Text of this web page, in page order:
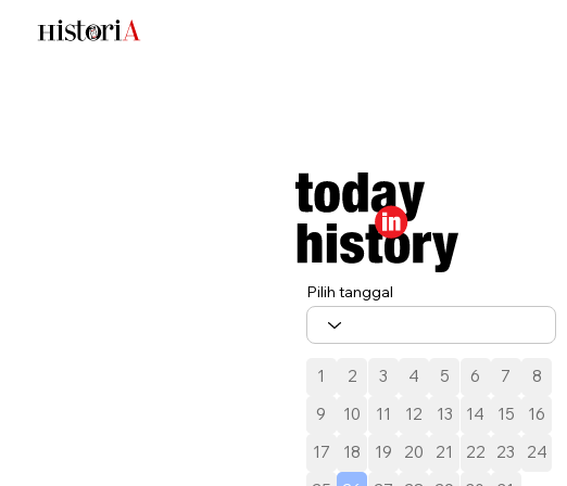
Pilih tanggal
1 2 3 4 5 6 7
8
9
10 11 12 13 14 15
16
17
18 19 20 21 22 23
24